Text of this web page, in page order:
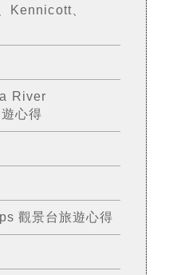
Kennicott、
River
心得
觀景台旅遊心得